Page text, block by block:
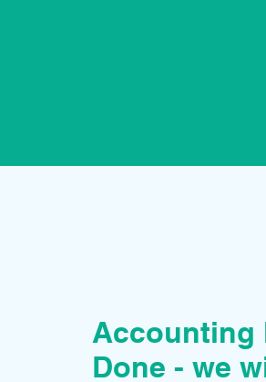
Accounting
Done - we